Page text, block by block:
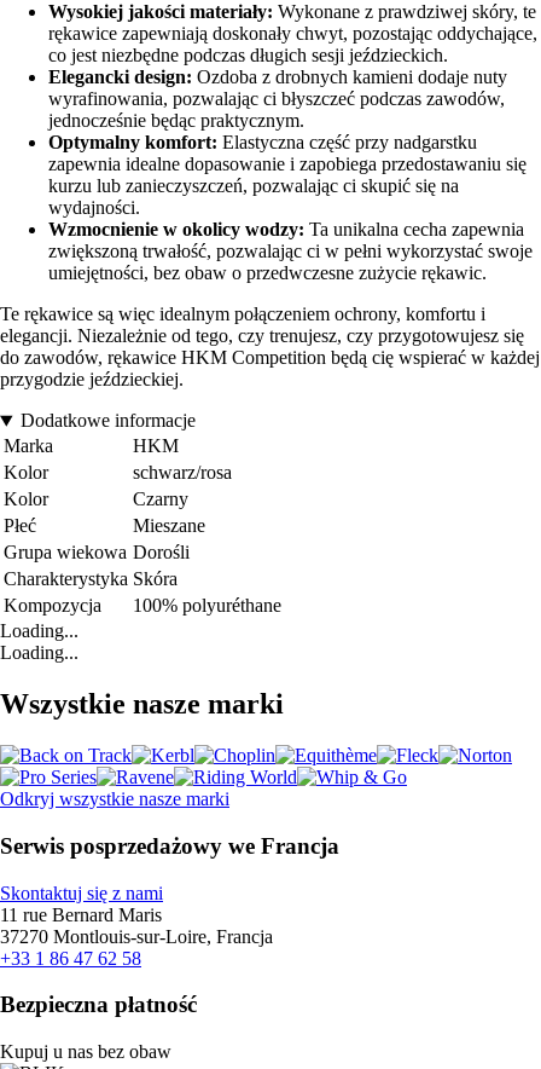
Wysokiej jakości materiały: Wykonane z prawdziwej skóry, te
rękawice zapewniają doskonały chwyt, pozostając oddychające,
co jest niezbędne podczas długich sesji jeździeckich.
Elegancki design: Ozdoba z drobnych kamieni dodaje nuty
wyrafinowania, pozwalając ci błyszczeć podczas zawodów,
jednocześnie będąc praktycznym.
Optymalny komfort: Elastyczna część przy nadgarstku
zapewnia idealne dopasowanie i zapobiega przedostawaniu się
kurzu lub zanieczyszczeń, pozwalając ci skupić się na
wydajności.
Wzmocnienie w okolicy wodzy: Ta unikalna cecha zapewnia
zwiększoną trwałość, pozwalając ci w pełni wykorzystać swoje
umiejętności, bez obaw o przedwczesne zużycie rękawic.
Te rękawice są więc idealnym połączeniem ochrony, komfortu i
elegancji. Niezależnie od tego, czy trenujesz, czy przygotowujesz się
do zawodów, rękawice HKM Competition będą cię wspierać w każdej
przygodzie jeździeckiej.
Dodatkowe informacje
Marka
HKM
Kolor
schwarz/rosa
Kolor
Czarny
Płeć
Mieszane
Grupa wiekowa Dorośli
Charakterystyka Skóra
Kompozycja
100% polyuréthane
Loading...
Loading...
Wszystkie nasze marki
Odkryj wszystkie nasze marki
Serwis posprzedażowy we Francja
Skontaktuj się z nami
11 rue Bernard Maris
37270 Montlouis-sur-Loire, Francja
+33 1 86 47 62 58
Bezpieczna płatność
Kupuj u nas bez obaw